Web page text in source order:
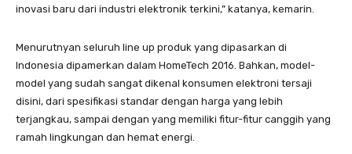
inovasi baru dari industri elektronik terkini,” katanya, kemarin.
Menurutnyan seluruh line up produk yang dipasarkan di
Indonesia dipamerkan dalam HomeTech 2016. Bahkan, model-
model yang sudah sangat dikenal konsumen elektroni tersaji
disini, dari spesifikasi standar dengan harga yang lebih
terjangkau, sampai dengan yang memiliki fitur-fitur canggih yang
ramah lingkungan dan hemat energi.